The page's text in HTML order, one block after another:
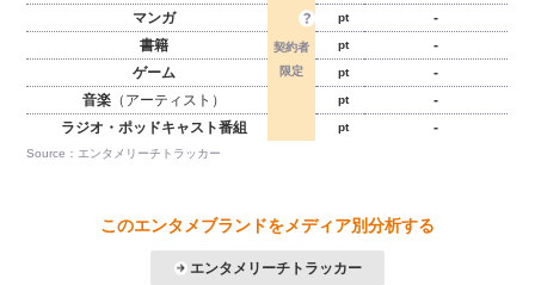
マンガ
pt
-
書籍
pt
-
ゲーム
pt
-
音楽（アーティスト） pt
-
ラジオ・ポッドキャスト番組
pt -
Source：エンタメリーチトラッカー
このエンタメブランドをメディア別分析する
エンタメリーチトラッカー